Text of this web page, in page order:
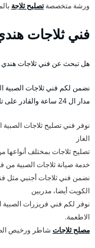
ورشة متخصصةتصليح ثلاجة
فني ثلاجات
هل تبحث عن فني ثلاجات هندي
نضمن لكم فني ثلاجات الصبية
مدار ال 24 ساعة والقادر على تلبية مطالب الزبائن بأعلى سرعة ممكنة:
نوفر فني تصليح ثلاجات
الغاز
تصليح ثلاجات بمختلف أنواعها
خدمة صيانة ثلاجات الصبية
نضمن فني ثلاجات أجنبي مثل
الكويت أيضا، مدربين
نوفر لكم فني فريزرات
الاطعمة.
مصلح ثلاجات شاطر ورخيص